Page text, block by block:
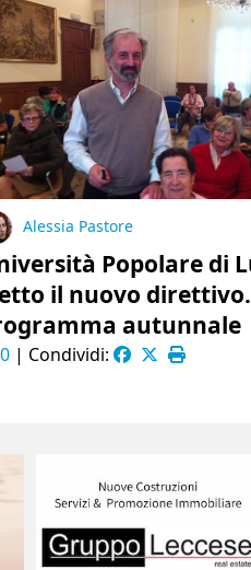
Alessia Pastore
Popolare di
il nuovo direttivo.
autunnale
0 | Condividi: